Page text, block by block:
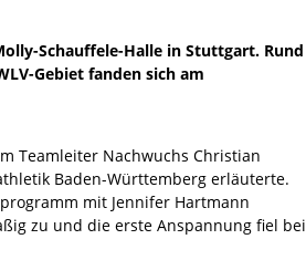
Schauffele-Halle in Stuttgart. Rund
Gebiet fanden sich am
Teamleiter Nachwuchs Christian
Baden-Württemberg erläuterte.
mit Jennifer Hartmann
zu und die erste Anspannung fiel bei